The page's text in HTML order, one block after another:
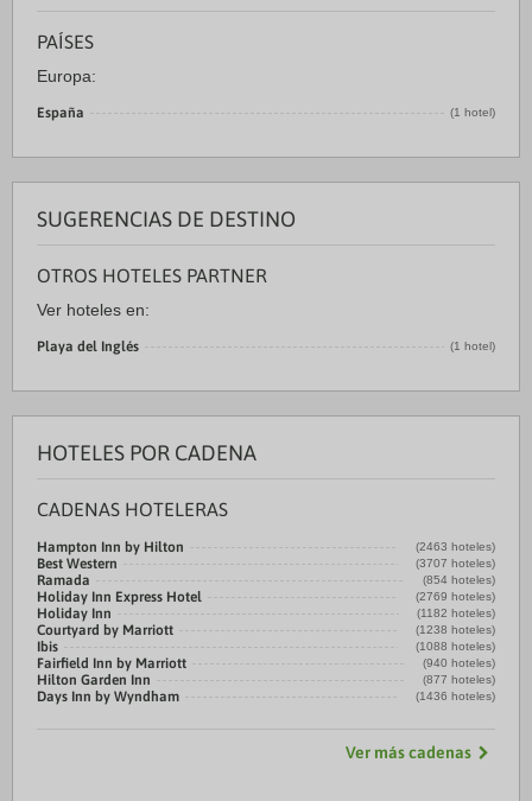
PAÍSES
Europa:
España (1 hotel)
SUGERENCIAS DE DESTINO
OTROS HOTELES PARTNER
Ver hoteles en:
Playa del Inglés (1 hotel)
HOTELES POR CADENA
CADENAS HOTELERAS
Hampton Inn by Hilton (2463 hoteles)
Best Western (3707 hoteles)
Ramada (854 hoteles)
Holiday Inn Express Hotel (2769 hoteles)
Holiday Inn (1182 hoteles)
Courtyard by Marriott (1238 hoteles)
Ibis (1088 hoteles)
Fairfield Inn by Marriott (940 hoteles)
Hilton Garden Inn (877 hoteles)
Days Inn by Wyndham (1436 hoteles)
Ver más cadenas